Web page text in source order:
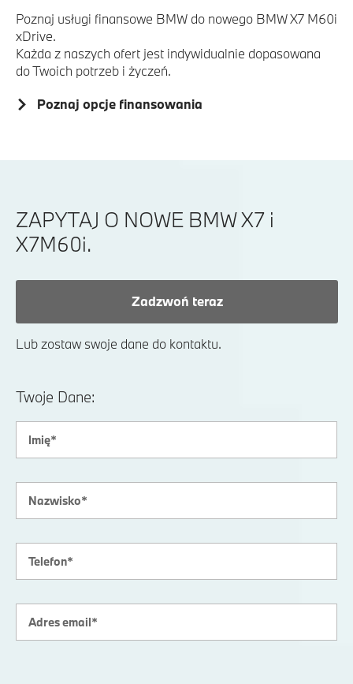
Poznaj usługi finansowe BMW do nowego BMW X7 M60i
xDrive.
Każda z naszych ofert jest indywidualnie dopasowana
do Twoich potrzeb i życzeń.
Poznaj opcje finansowania
ZAPYTAJ O NOWE BMW X7 i
X7M60i.
Zadzwoń teraz
Lub zostaw swoje dane do kontaktu.
Twoje Dane: